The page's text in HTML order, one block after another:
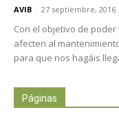
AVIB - 27 septiembre, 2016
Con el objetivo de
afecten al
para que nos hagáis
Páginas